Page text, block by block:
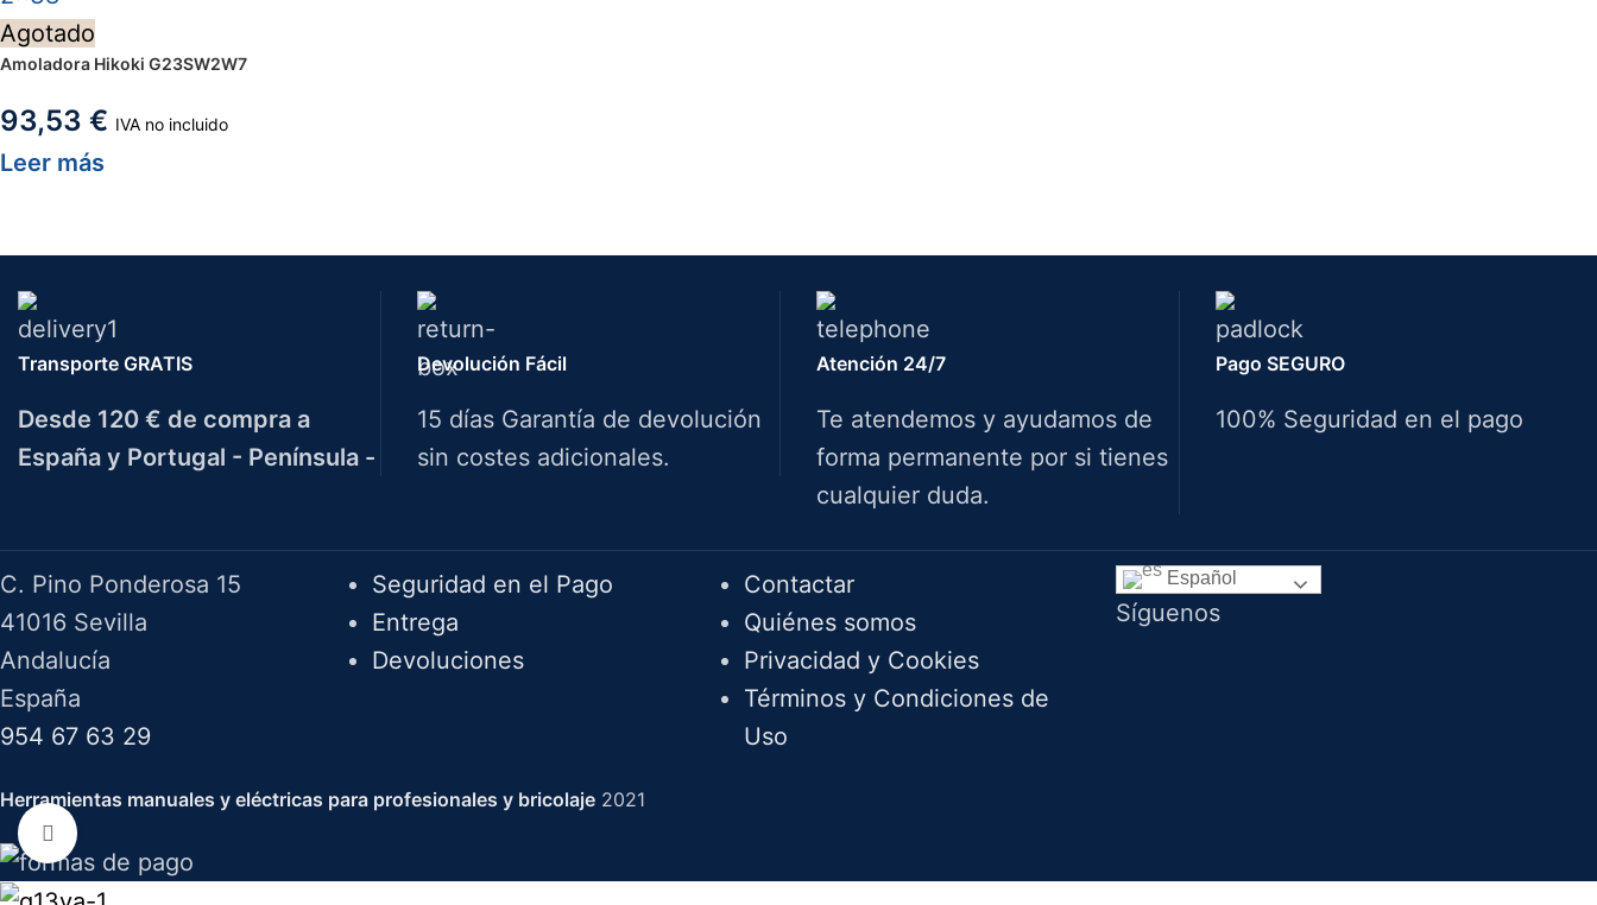
Agotado
Amoladora Hikoki G23SW2W7
93,53 € IVA no incluido
Leer más
Transporte GRATIS
Desde 120 € de compra a
España y Portugal - Península -
Devolución Fácil
15 días Garantía de devolución
sin costes adicionales.
Atención 24/7
Te atendemos y ayudamos de
forma permanente por si tienes
cualquier duda.
Pago SEGURO
100% Seguridad en el pago
C. Pino Ponderosa 15
41016 Sevilla
Andalucía
España
954 67 63 29
Seguridad en el Pago
Entrega
Devoluciones
Contactar
Quiénes somos
Privacidad y Cookies
Términos y Condiciones de
Uso
Idiomas
Español
Síguenos
Herramientas manuales y eléctricas para profesionales y bricolaje 2021